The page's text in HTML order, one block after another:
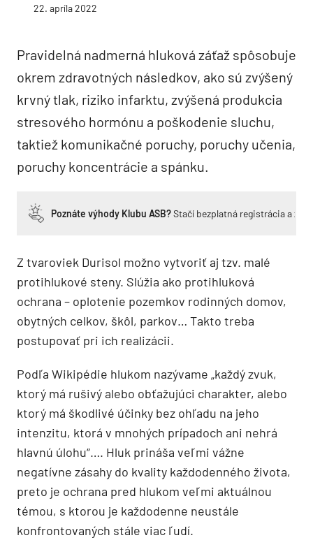
22. apríla 2022
Pravidelná nadmerná hluková záťaž spôsobuje
okrem zdravotných následkov, ako sú zvýšený
krvný tlak, riziko infarktu, zvýšená produkcia
stresového hormónu a poškodenie sluchu,
taktiež komunikačné poruchy, poruchy učenia,
poruchy koncentrácie a spánku.
Poznáte výhody Klubu ASB?Stačí bezplatná registrácia a
Z tvaroviek Durisol možno vytvoriť aj tzv. malé
protihlukové steny. Slúžia ako protihluková
ochrana – oplotenie pozemkov rodinných domov,
obytných celkov, škôl, parkov… Takto treba
postupovať pri ich realizácii.
Podľa Wikipédie hlukom nazývame „každý zvuk,
ktorý má rušivý alebo obťažujúci charakter, alebo
ktorý má škodlivé účinky bez ohľadu na jeho
intenzitu, ktorá v mnohých prípadoch ani nehrá
hlavnú úlohu“…. Hluk prináša veľmi vážne
negatívne zásahy do kvality každodenného života,
preto je ochrana pred hlukom veľmi aktuálnou
témou, s ktorou je každodenne neustále
konfrontovaných stále viac ľudí.